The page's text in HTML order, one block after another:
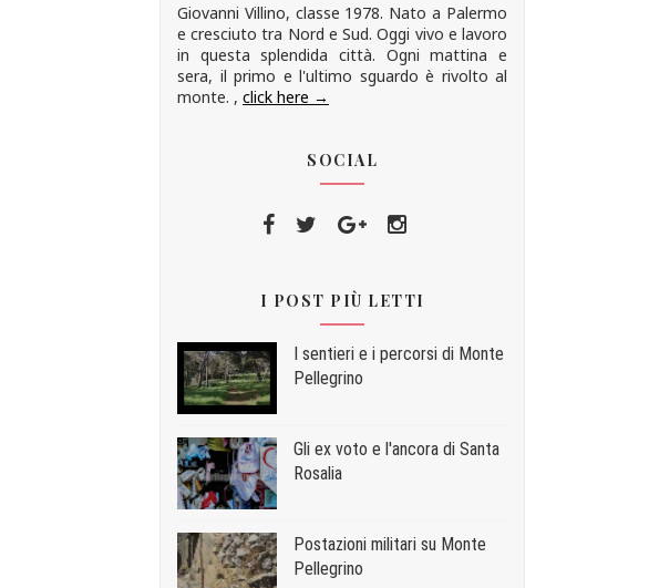
Giovanni Villino, classe 1978. Nato a Palermo
e cresciuto tra Nord e Sud. Oggi vivo e lavoro
in questa splendida città. Ogni mattina e
sera, il primo e l'ultimo sguardo è rivolto al
monte. , click here →
SOCIAL
I POST PIÙ LETTI
I sentieri e i percorsi di Monte
Pellegrino
Gli ex voto e l'ancora di Santa
Rosalia
Postazioni militari su Monte
Pellegrino